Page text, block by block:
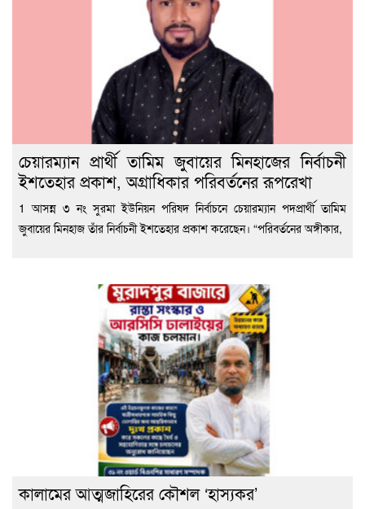
চেয়ারম্যান প্রার্থী তামিম জুবায়ের মিনহাজের নির্বাচনী
ইশতেহার প্রকাশ, অগ্রাধিকার পরিবর্তনের রূপরেখা
1 আসন্ন ৩ নং সুরমা ইউনিয়ন পরিষদ নির্বাচনে চেয়ারম্যান পদপ্রার্থী তামিম
জুবায়ের মিনহাজ তাঁর নির্বাচনী ইশতেহার প্রকাশ করেছেন। “পরিবর্তনের অঙ্গীকার,
কালামের আত্মজাহিরের কৌশল ‘হাস্যকর’